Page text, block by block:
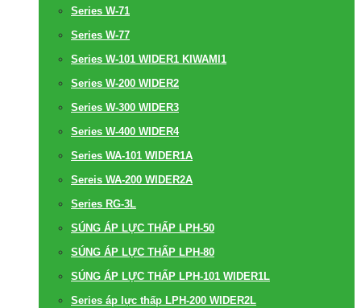
Series W-71
Series W-77
Series W-101 WIDER1 KIWAMI1
Series W-200 WIDER2
Series W-300 WIDER3
Series W-400 WIDER4
Series WA-101 WIDER1A
Sereis WA-200 WIDER2A
Series RG-3L
SÚNG ÁP LỰC THẤP LPH-50
SÚNG ÁP LỰC THẤP LPH-80
SÚNG ÁP LỰC THẤP LPH-101 WIDER1L
Series áp lực thấp LPH-200 WIDER2L